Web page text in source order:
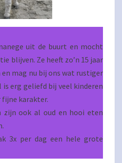
uit de buurt en mocht
blijven. Ze heeft zo’n 15 jaar
mag nu bij ons wat rustiger
is erg geliefd bij veel kinderen
fijne karakter.
zijn ook al oud en hooi eten
3x per dag een hele grote